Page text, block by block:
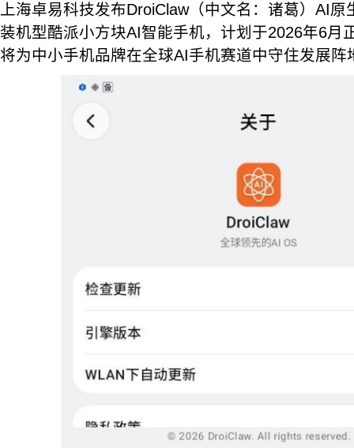
上海卓易科技发布DroiClaw（中文名：诸葛）AI
装机型酷派小方块AI智能手机，计划于2026年6月
将为中小手机品牌在全球AI手机赛道中守住发展阵